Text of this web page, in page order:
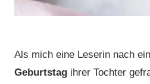
Als mich eine Leserin nach
Geburtstag ihrer Tochter